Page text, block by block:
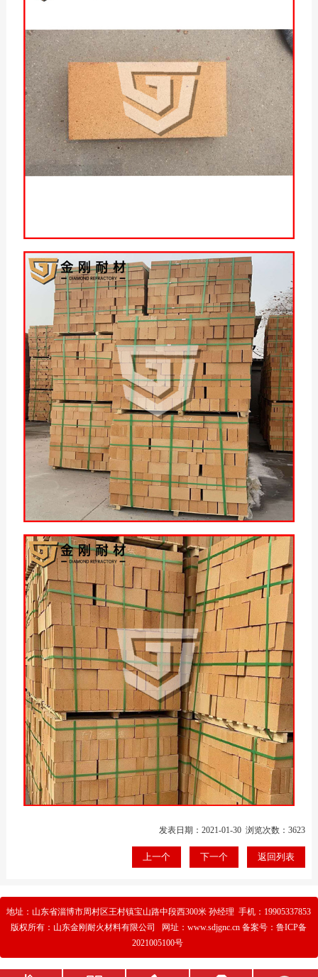
发表日期：2021-01-30 浏览次数：3623
上一个 下一个 返回列表
地址：山东省淄博市周村区王村镇宝山路中段西300米 孙经理 手机：19905337853
版权所有：山东金刚耐火材料有限公司 网址：www.sdjgnc.cn 备案号：鲁ICP备
2021005100号